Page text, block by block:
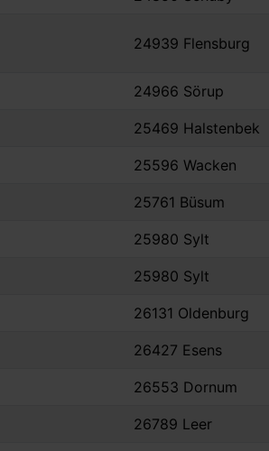
24939 Flensburg
24966 Sörup
25469 Halstenbek
25596 Wacken
25761 Büsum
25980 Sylt
25980 Sylt
26131 Oldenburg
26427 Esens
26553 Dornum
26789 Leer